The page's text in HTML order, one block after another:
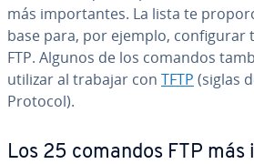
más im­po­r­ta­n­tes. La lista te
base para, por ejemplo,
FTP. Algunos de los comandos
utilizar al trabajar con TFTP (siglas
Protocol).
Los 25 comandos FTP